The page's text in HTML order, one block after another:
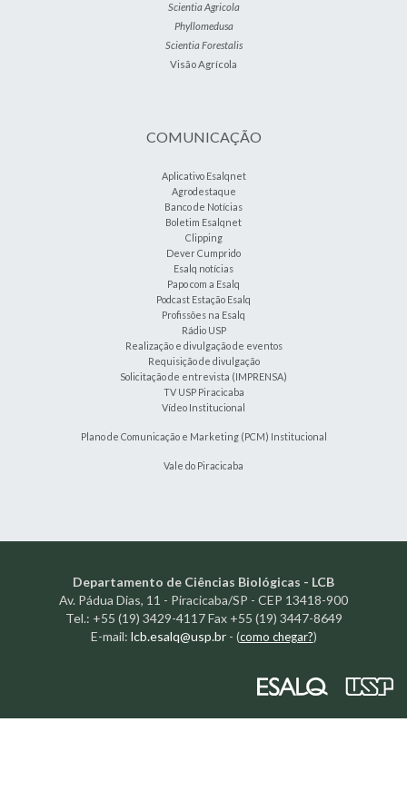
Scientia Agricola
Phyllomedusa
Scientia Forestalis
Visão Agrícola
COMUNICAÇÃO
Aplicativo Esalqnet
Agrodestaque
Banco de Notícias
Boletim Esalqnet
Clipping
Dever Cumprido
Esalq notícias
Papo com a Esalq
Podcast Estação Esalq
Profissões na Esalq
Rádio USP
Realização e divulgação de eventos
Requisição de divulgação
Solicitação de entrevista (IMPRENSA)
TV USP Piracicaba
Vídeo Institucional
Plano de Comunicação e Marketing (PCM) Institucional
Vale do Piracicaba
Departamento de Ciências Biológicas - LCB
Av. Pádua Dias, 11 - Piracicaba/SP - CEP 13418-900
Tel.: +55 (19) 3429-4117 Fax +55 (19) 3447-8649
E-mail: lcb.esalq@usp.br- (como chegar?)